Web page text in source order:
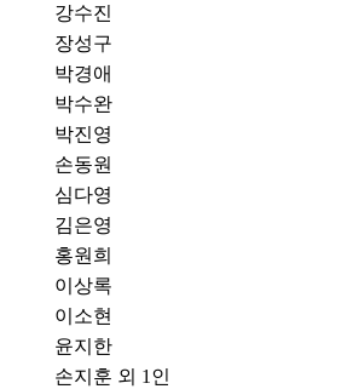
강수진
장성구
박경애
박수완
박진영
손동원
심다영
김은영
홍원희
이상록
이소현
윤지한
손지훈 외 1인